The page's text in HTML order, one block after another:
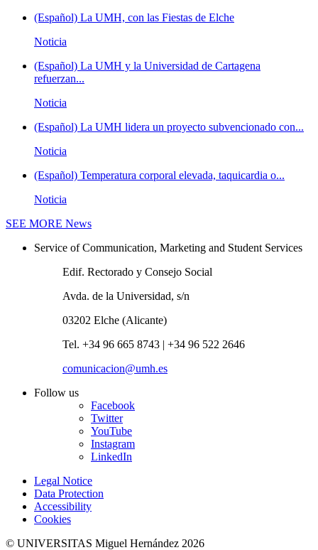
(Español) La UMH, con las Fiestas de Elche
Noticia
(Español) La UMH y la Universidad de Cartagena
refuerzan...
Noticia
(Español) La UMH lidera un proyecto subvencionado con...
Noticia
(Español) Temperatura corporal elevada, taquicardia o...
Noticia
SEE MORE News
Service of Communication, Marketing and Student Services
Edif. Rectorado y Consejo Social
Avda. de la Universidad, s/n
03202 Elche (Alicante)
Tel. +34 96 665 8743 | +34 96 522 2646
comunicacion@umh.es
Follow us
Facebook
Twitter
YouTube
Instagram
LinkedIn
Legal Notice
Data Protection
Accessibility
Cookies
© UNIVERSITAS Miguel Hernández 2026